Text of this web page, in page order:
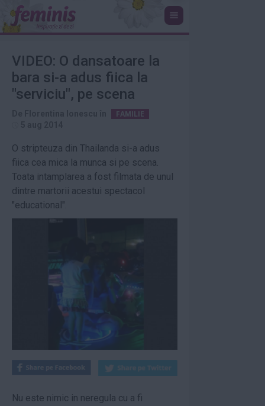
VIDEO: O dansatoare la
bara si-a adus fiica la
"serviciu", pe scena
FAMILIE
O stripteuza din Thailanda si-a adus
fiica cea mica la munca si pe scena.
Toata intamplarea a fost filmata de unul
dintre martorii acestui spectacol
"educational".
Nu este nimic in neregula cu a fi